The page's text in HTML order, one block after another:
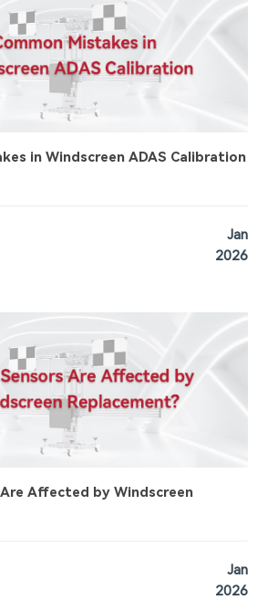
in Windscreen ADAS Calibration
Jan
2026
Affected by Windscreen
Jan
2026